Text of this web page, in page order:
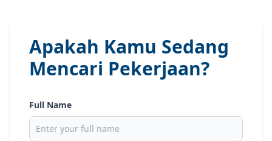
Apakah Kamu Sedang
Mencari Pekerjaan?
Full Name